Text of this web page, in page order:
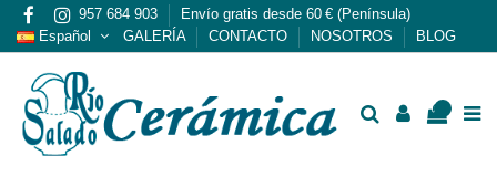
957 684 903
Envío gratis desde 60 € (Península)
Español
GALERÍA CONTACTO NOSOTROS BLOG